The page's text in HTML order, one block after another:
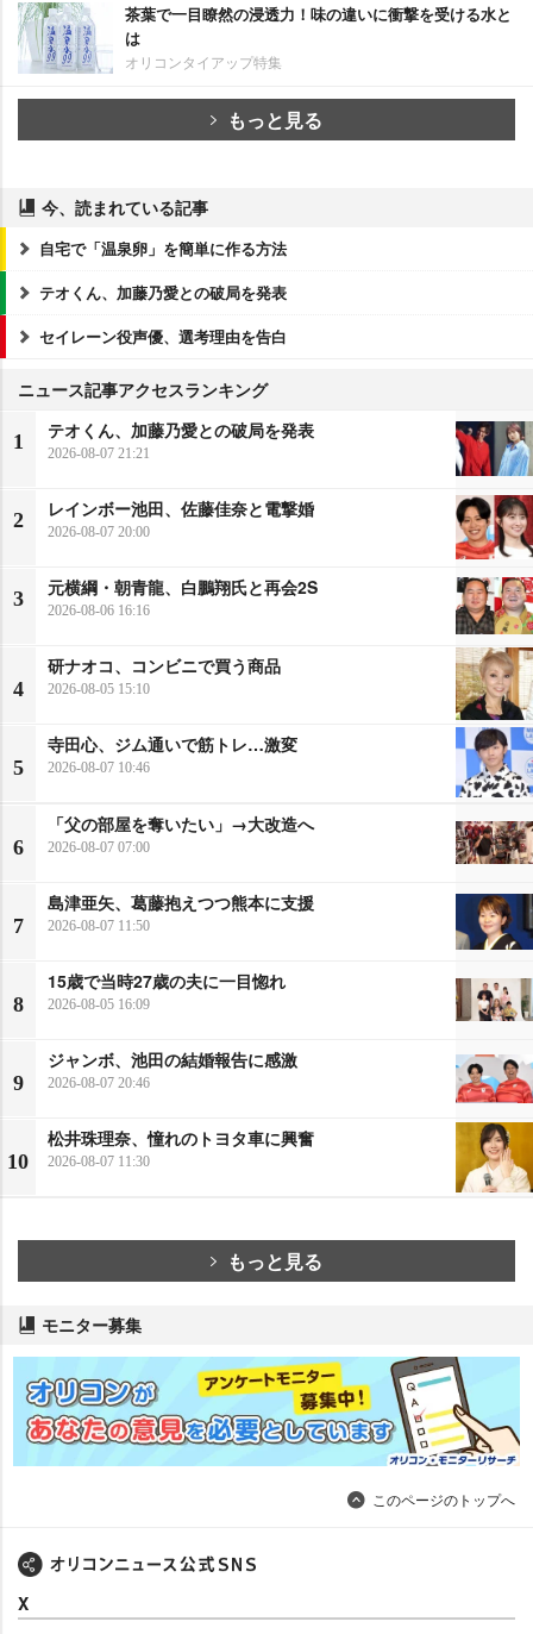
茶葉で一目瞭然の浸透力！味の違いに衝撃を受ける水と
は
オリコンタイアップ特集
もっと見る
今、読まれている記事
自宅で「温泉卵」を簡単に作る方法
テオくん、加藤乃愛との破局を発表
セイレーン役声優、選考理由を告白
ニュース記事アクセスランキング
1
テオくん、加藤乃愛との破局を発表
2026-08-07 21:21
2
レインボー池田、佐藤佳奈と電撃婚
2026-08-07 20:00
3
元横綱・朝青龍、白鵬翔氏と再会2S
2026-08-06 16:16
4
研ナオコ、コンビニで買う商品
2026-08-05 15:10
5
寺田心、ジム通いで筋トレ…激変
2026-08-07 10:46
6
「父の部屋を奪いたい」→大改造へ
2026-08-07 07:00
7
島津亜矢、葛藤抱えつつ熊本に支援
2026-08-07 11:50
8
15歳で当時27歳の夫に一目惚れ
2026-08-05 16:09
9
ジャンボ、池田の結婚報告に感激
2026-08-07 20:46
10
松井珠理奈、憧れのトヨタ車に興奮
2026-08-07 11:30
もっと見る
モニター募集
このページのトップへ
X